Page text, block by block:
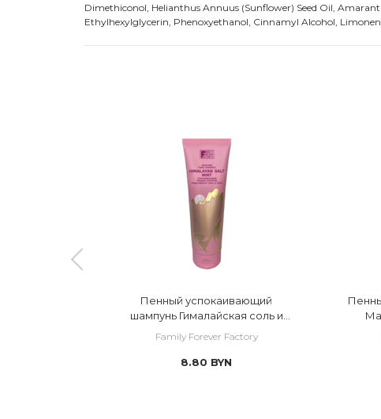
Dimethiconol, Helianthus Annuus (Sunflower) Seed Oil,
Ethylhexylglycerin, Phenoxyethanol, Cinnamyl Alcohol,
Пенный успокаивающий
шампунь Гималайская соль и
Family Forever Factory
8.80 BYN